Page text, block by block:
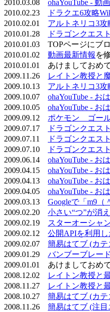
2010.03.08 ohaYouTube - 動
2010.02.23
ドラクエ6攻略
2010.02.01 アルトネリコ3攻
2010.01.28
ドラゴンクエス
2010.01.03 TOPページにブ
2010.01.02 動画最新情報 を
2010.01.01 あけましておめ
2009.11.26
レイトン教授と
2009.10.13 アルトネリコ3攻
2009.10.07 ohaYouTube - お
2009.10.05 ohaYouTube - お
2009.09.12 ポケモン ゴー
2009.07.17
ドラゴンクエス
2009.07.11
ドラゴンクエス
2009.07.10
ドラゴンクエス
2009.06.14 ohaYouTube - お
2009.04.15 ohaYouTube - お
2009.04.13 ohaYouTube - お
2009.04.05 ohaYouTube - お
2009.03.13 Googleで「m9
2009.02.20 小さい“つ”が消
2009.02.19
スターオーシャ
2009.02.12 公開APIを利用
2009.02.07 簡易はてブ (カ
2009.01.29 バンブーブレー
2009.01.01 あけましておめ
2008.12.02
レイトン教授と
2008.11.27
レイトン教授と
2008.10.27 簡易はてブ (カ
2008.11.26 簡易はてブ (注